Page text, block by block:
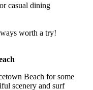
casual dining
worth a try!
Beach for some
scenery and surf